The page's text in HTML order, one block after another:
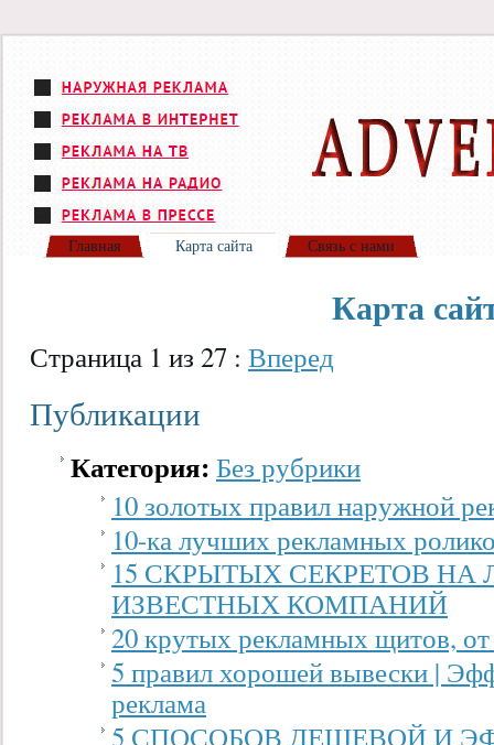
Главная Карта сайта Связь с нами
Карта
Страница 1 из 27 : Вперед
Публикации
Категория: Без рубрики
10 золотых правил наружной
10-ка лучших рекламных
15 СКРЫТЫХ СЕКРЕТОВ НА
ИЗВЕСТНЫХ КОМПАНИЙ
20 крутых рекламных щитов, от
5 правил хорошей вывески |
реклама
5 СПОСОБОВ ДЕШЕВОЙ И